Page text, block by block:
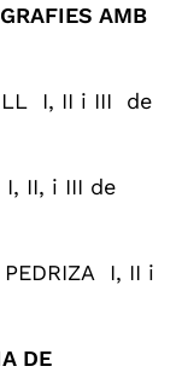
AMB
I, II i III de
I, II, i III de
PEDRIZA I, II i
DE